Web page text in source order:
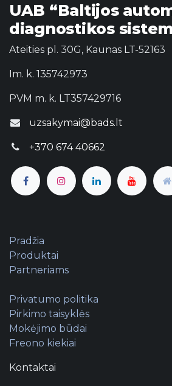
UAB “Baltijos
diagnostikos
Ateities pl. 30G, Kaunas LT-52163
Im. k. 135742973
PVM m. k. LT357429716
uzsakymai@bads.lt
+370 674 40662
Pradžia
Produktai
Partneriams
Privatumo politika
Pirkimo taisyklės
Mokėjimo būdai
Freono kiekiai
Kontaktai